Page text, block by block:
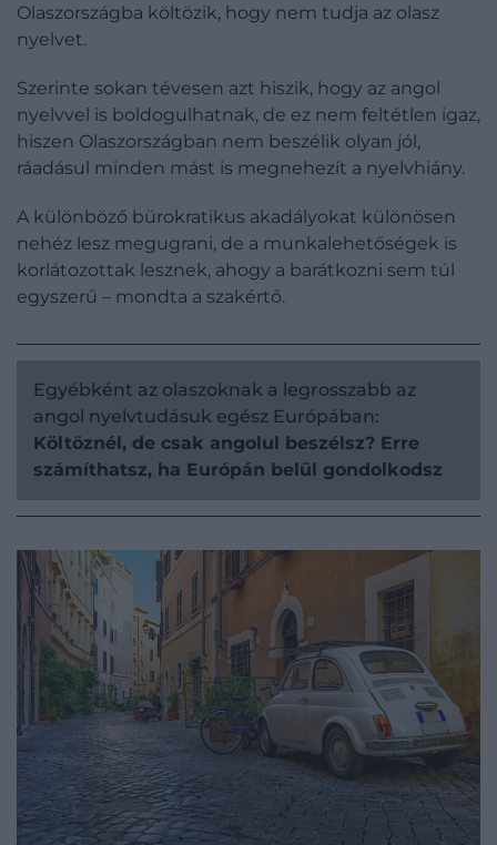
Olaszországba költözik, hogy nem tudja az olasz
nyelvet.
Szerinte sokan tévesen azt hiszik, hogy az angol
nyelvvel is boldogulhatnak, de ez nem feltétlen igaz,
hiszen Olaszországban nem beszélik olyan jól,
ráadásul minden mást is megnehezít a nyelvhiány.
A különböző bürokratikus akadályokat különösen
nehéz lesz megugrani, de a munkalehetőségek is
korlátozottak lesznek, ahogy a barátkozni sem túl
egyszerű – mondta a szakértő.
Egyébként az olaszoknak a legrosszabb az
angol nyelvtudásuk egész Európában:
Költöznél, de csak angolul beszélsz? Erre
számíthatsz, ha Európán belül gondolkodsz